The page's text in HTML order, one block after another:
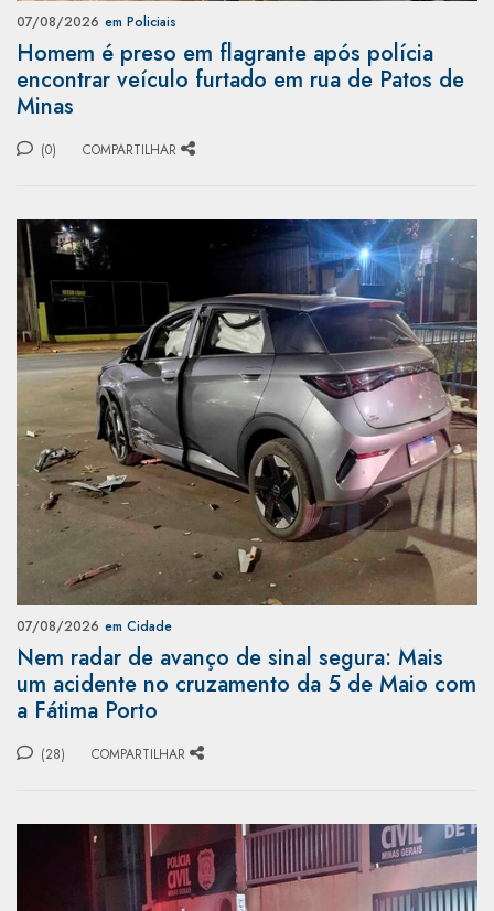
07/08/2026 em Policiais
Homem é preso em flagrante após polícia
encontrar veículo furtado em rua de Patos de
Minas
(0) COMPARTILHAR
07/08/2026 em Cidade
Nem radar de avanço de sinal segura: Mais
um acidente no cruzamento da 5 de Maio com
a Fátima Porto
(28) COMPARTILHAR